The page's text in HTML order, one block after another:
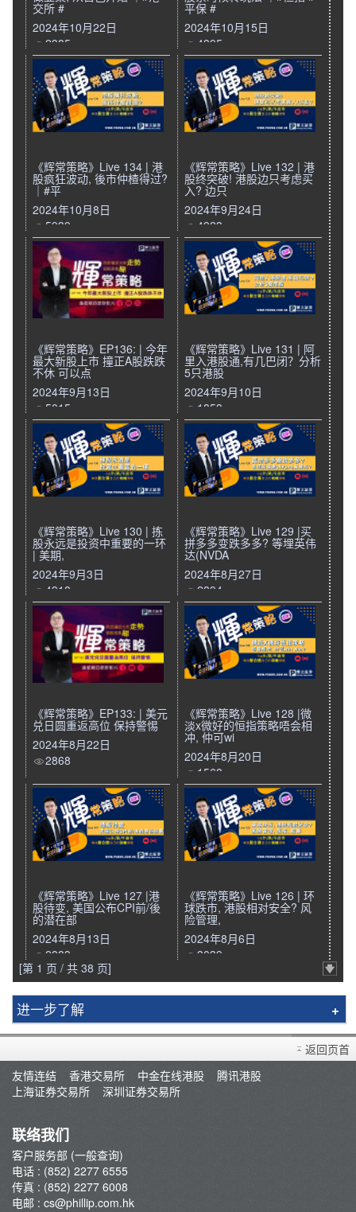
交所 #
2024年10月22日
2385
平保 #
2024年10月15日
4395
《辉常策略》Live 134 | 港
股疯狂波动, 後市仲楂得过?
｜#平
2024年10月8日
5939
《辉常策略》Live 132 | 港
股终突破! 港股边只考虑买
入? 边只
2024年9月24日
4923
《辉常策略》EP136: | 今年
最大新股上市 撞正A股跌跌
不休 可以点
2024年9月13日
5015
《辉常策略》Live 131 | 阿
里入港股通,有几巴闭？分析
5只港股
2024年9月10日
1853
《辉常策略》Live 130 | 拣
股永远是投资中重要的一环
| 美期,
2024年9月3日
4318
《辉常策略》Live 129 |买
拼多多变跌多多? 等埋英伟
达(NVDA
2024年8月27日
2894
《辉常策略》EP133: | 美元
兑日圆重返高位 保持警惕
2024年8月22日
2868
《辉常策略》Live 128 |微
淡x微好的恒指策略唔会相
冲, 仲可wi
2024年8月20日
1568
《辉常策略》Live 127 |港
股待变, 美国公布CPI前/後
的潜在部
2024年8月13日
2883
《辉常策略》Live 126 | 环
球跌市, 港股相对安全? 风
险管理,
2024年8月6日
3039
[第 1 页 / 共 38 页]
进一步了解
辉立简介
分行资料
招聘人才
辉立通讯
新聞稿
返回页首
友情连结
香港交易所 中金在线港股
腾讯港股
上海证券交易所
深圳证券交易所
联络我们
客户服务部 (一般查询)
电话 : (852) 2277 6555
传真 : (852) 2277 6008
电邮 : cs@phillip.com.hk